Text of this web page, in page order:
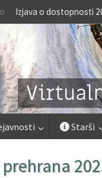
Izjava o dostopnosti
Starši